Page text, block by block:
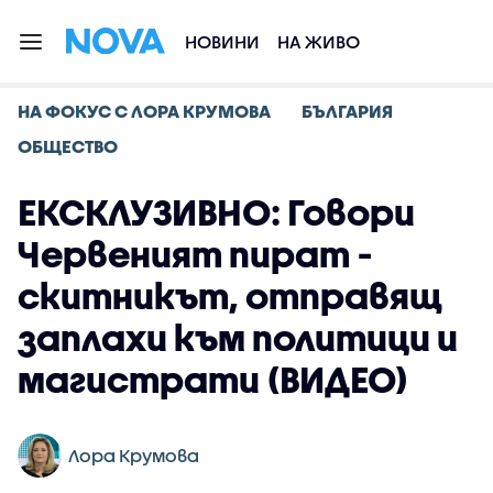
НОВИНИ НА ЖИВО
НА ФОКУС С ЛОРА КРУМОВА
БЪЛГАРИЯ
ОБЩЕСТВО
ЕКСКЛУЗИВНО: Говори
Червеният пират -
скитникът, отправящ
заплахи към политици и
магистрати (ВИДЕО)
Лора Крумова